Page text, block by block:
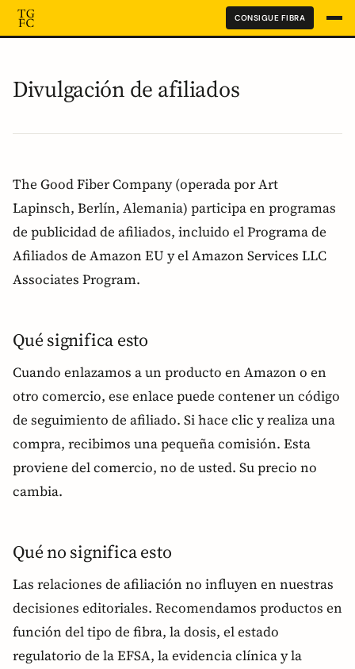
CONSIGUE FIBRA
Divulgación de afiliados
The Good Fiber Company (operada por Art
Lapinsch, Berlín, Alemania) participa en programas
de publicidad de afiliados, incluido el Programa de
Afiliados de Amazon EU y el Amazon Services LLC
Associates Program.
Qué significa esto
Cuando enlazamos a un producto en Amazon o en
otro comercio, ese enlace puede contener un código
de seguimiento de afiliado. Si hace clic y realiza una
compra, recibimos una pequeña comisión. Esta
proviene del comercio, no de usted. Su precio no
cambia.
Qué no significa esto
Las relaciones de afiliación no influyen en nuestras
decisiones editoriales. Recomendamos productos en
función del tipo de fibra, la dosis, el estado
regulatorio de la EFSA, la evidencia clínica y la